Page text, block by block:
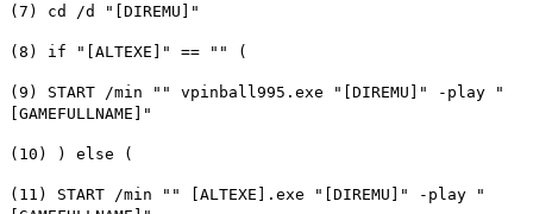
(7) cd /d "[DIREMU]"
(8) if "[ALTEXE]" == "" (
(9) START /min "" vpinball995.exe "[DIREMU]" -play "
[GAMEFULLNAME]"
(10) ) else (
(11) START /min "" [ALTEXE].exe "[DIREMU]" -play "